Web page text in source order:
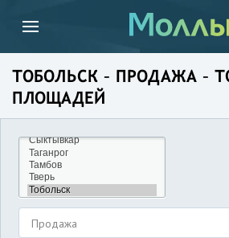
ТОБОЛЬСК – ПРОДАЖА –
ПЛОЩАДЕЙ
Продажа